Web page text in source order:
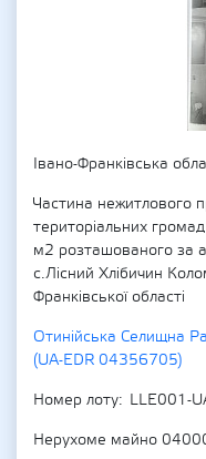
Івано-Франківська
Частина нежитлового
територіальних
м2 розташованого за
с.Лісний Хлібичин
Франківської області
Отинійська Селищна
(UA-EDR 04356705)
Номер лоту
LLE001-
Нерухоме майно